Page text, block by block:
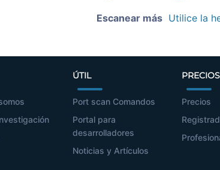
Escanear más Utilice la
ÚTIL
Port scan Comandos
Portal para
desarrolladores
Noticias y Artículos
PRECIOS
Precios